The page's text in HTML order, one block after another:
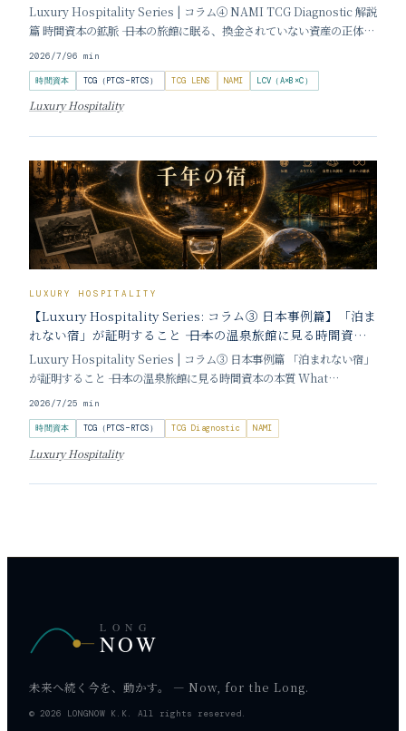
Luxury Hospitality Series | コラム④ NAMI TCG Diagnostic 解説
篇 時間資本の鉱脈 ―― 日本の旅館に眠る、換金されていない資産の正体
Time Capital Mine: The Unmined Wealth Sleeping Inside
Japan
2026/7/96 min
時間資本 TCG（PTCS−RTCS） TCG LENS NAMI LCV（A×B×C）
Luxury Hospitality
LUXURY HOSPITALITY
【Luxury Hospitality Series: コラム③ 日本事例篇】「泊ま
れない宿」が証明すること ―― 日本の温泉旅館に見る時間資本
の本質
Luxury Hospitality Series | コラム③ 日本事例篇 「泊まれない宿」
が証明すること ―― 日本の温泉旅館に見る時間資本の本質 What
'Impossible to Book' Inns Prove About Time Capital 執筆：加
登吉邦 一泊の予約のために、
2026/7/25 min
時間資本 TCG（PTCS−RTCS） TCG Diagnostic NAMI
Luxury Hospitality
LONG
NOW
未来へ続く今を、動かす。 — Now, for the Long.
© 2026 LONGNOW K.K. All rights reserved.